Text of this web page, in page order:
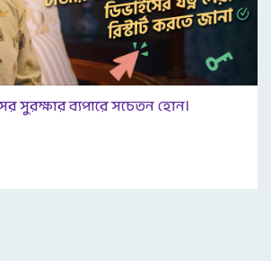
সুরক্ষার ব্যপারে সচেতন হোন।